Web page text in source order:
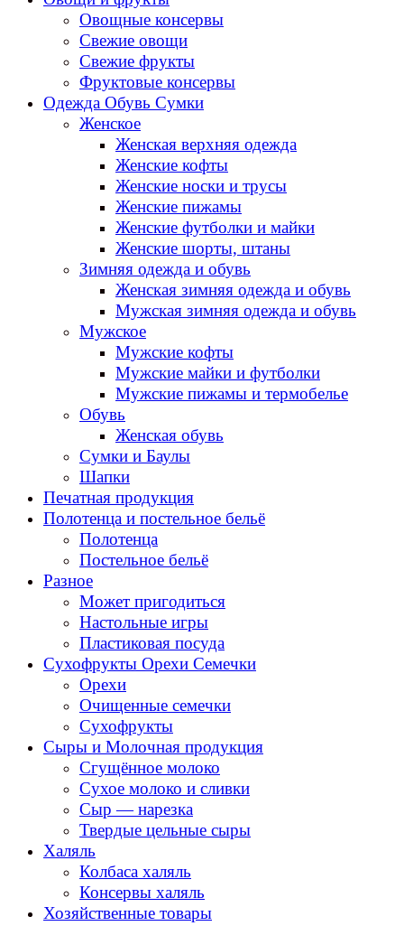
Овощные консервы
Свежие овощи
Свежие фрукты
Фруктовые консервы
Одежда Обувь Сумки
Женское
Женская верхняя одежда
Женские кофты
Женские носки и трусы
Женские пижамы
Женские футболки и майки
Женские шорты, штаны
Зимняя одежда и обувь
Женская зимняя одежда и обувь
Мужская зимняя одежда и обувь
Мужское
Мужские кофты
Мужские майки и футболки
Мужские пижамы и термобелье
Обувь
Женская обувь
Сумки и Баулы
Шапки
Печатная продукция
Полотенца и постельное бельё
Полотенца
Постельное бельё
Разное
Может пригодиться
Настольные игры
Пластиковая посуда
Сухофрукты Орехи Семечки
Орехи
Очищенные семечки
Сухофрукты
Сыры и Молочная продукция
Сгущённое молоко
Сухое молоко и сливки
Сыр — нарезка
Твердые цельные сыры
Халяль
Колбаса халяль
Консервы халяль
Хозяйственные товары